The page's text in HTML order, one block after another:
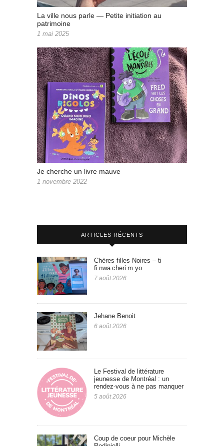
La ville nous parle — Petite initiation au
patrimoine
1 mai 2025
Je cherche un livre mauve
1 novembre 2022
ARTICLES RÉCENTS
Chères filles Noires – ti
fi nwa cheri m yo
7 août 2026
Jehane Benoit
6 août 2026
Le Festival de littérature
jeunesse de Montréal : un
rendez-vous à ne pas manquer
5 août 2026
Coup de coeur pour Michèle